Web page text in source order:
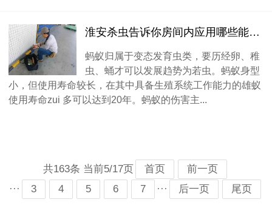
淮安杀虫告诉你房间内应用哪些能解决蚂蚁
蚂蚁归属于变态发育虫类，要历经卵、稚
虫、蛹才可以发展趋势为若虫。蚂蚁身型
小，但使用寿命较长，在其中具备生殖系统工作能力的雄蚁
使用寿命zui 多可以达到20年。蚂蚁的伤害主...
共163条 当前5/17页 首页
前一页
···
3 4 5 6 7 ··· 后一页 尾页